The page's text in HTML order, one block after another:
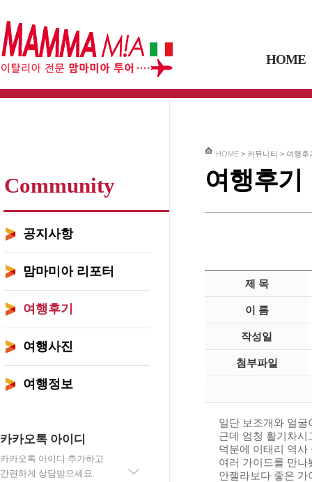
HOME
Community
공지사항
맘마미아 리포터
여행후기
여행사진
여행정보
카카오톡 아이디
카카오톡 아이디 추가하고
간편하게 상담받으세요.
HOME > 커뮤니티 > 여행후
여행후기
제 목
이 름
작성일
첨부파일
일단 보조개와 얼
근데 엄청 활기차
덕분에 이태리 역사
여러 가이드를 만나
안젤라보다 좋은